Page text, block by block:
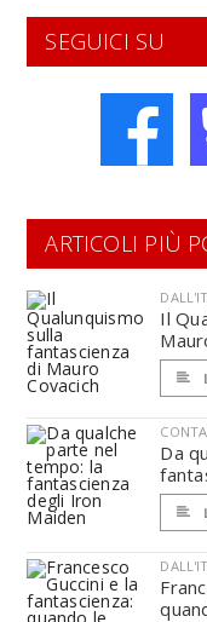
SEGUICI SU
ARTICOLI PIÙ
Il
Da